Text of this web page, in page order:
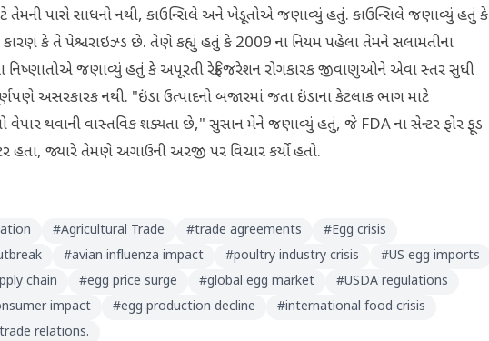
તેમની પાસે સાધનો નથી, કાઉન્સિલે અને ખેડૂતોએ જણાવ્યું હતું. કાઉન્સિલે જણાવ્યું હતું કે
કે તે પેશ્ચરાઇઝ્ડ છે. તેણે કહ્યું હતું કે 2009 ના નિયમ પહેલા તેમને સલામતીના
નિષ્ણાતોએ જણાવ્યું હતું કે અપૂરતી રેફ્રિજરેશન રોગકારક જીવાણુઓને એવા સ્તર સુધી
અસરકારક નથી. "ઇંડા ઉત્પાદનો બજારમાં જતા ઇંડાના કેટલાક ભાગ માટે
વેપાર થવાની વાસ્તવિક શક્યતા છે," સુસાન મેને જણાવ્યું હતું, જે FDA ના સેન્ટર ફોર ફૂડ
હતા, જ્યારે તેમણે અગાઉની અરજી પર વિચાર કર્યો હતો.
#Agricultural Trade #trade agreements #Egg crisis
#avian influenza impact #poultry industry crisis #US egg imports
chain #egg price surge #global egg market #USDA regulations
impact #egg production decline #international food crisis
relations.